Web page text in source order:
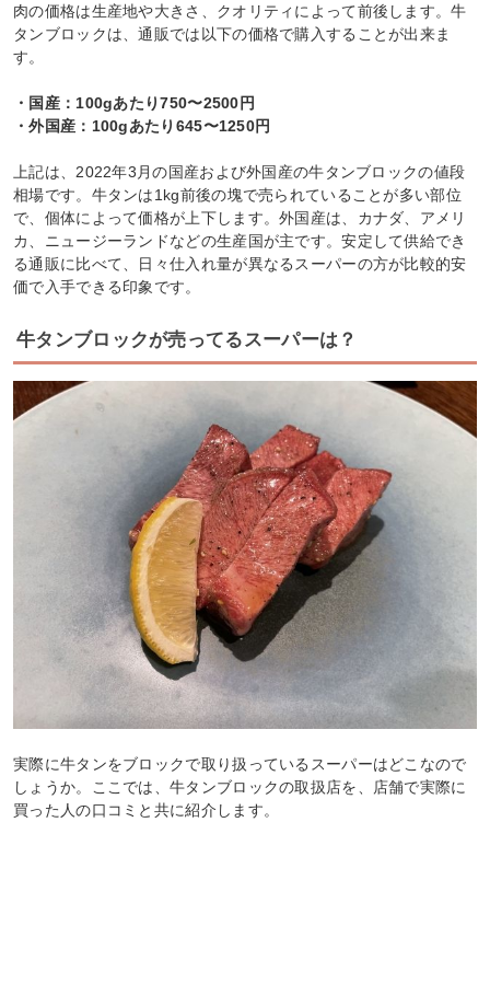
肉の価格は生産地や大きさ、クオリティによって前後します。牛
タンブロックは、通販では以下の価格で購入することが出来ま
す。
・国産：100gあたり750〜2500円
・外国産：100gあたり645〜1250円
上記は、2022年3月の国産および外国産の牛タンブロックの値段
相場です。牛タンは1kg前後の塊で売られていることが多い部位
で、個体によって価格が上下します。外国産は、カナダ、アメリ
カ、ニュージーランドなどの生産国が主です。安定して供給でき
る通販に比べて、日々仕入れ量が異なるスーパーの方が比較的安
価で入手できる印象です。
牛タンブロックが売ってるスーパーは？
実際に牛タンをブロックで取り扱っているスーパーはどこなので
しょうか。ここでは、牛タンブロックの取扱店を、店舗で実際に
買った人の口コミと共に紹介します。